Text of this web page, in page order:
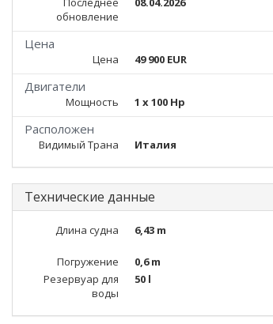
обновление
Цена
Цена 49 900 EUR
Двигатели
Мощность 1 x 100 Hp
Расположен
Видимый Трана Италия
Технические данные
Длина судна 6,43 m
Погружение 0,6 m
Резервуар для
воды
50 l